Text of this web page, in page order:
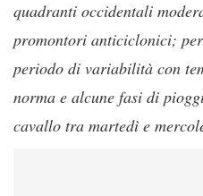
quadranti occidentali
promontori anticiclonici;
periodo di variabilità con
norma e alcune fasi di
cavallo tra martedì e